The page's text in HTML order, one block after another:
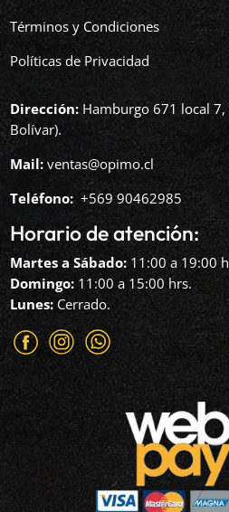
Términos y Condiciones
Políticas de Privacidad
Dirección: Hamburgo 671 local
Bolívar).
Mail: ventas@opimo.cl
Teléfono: ‪+569 90462985‬
Horario de atención:
Martes a Sábado: 11:00 a 19:00
Domingo: 11:00 a 15:00 hrs.
Lunes: Cerrado.